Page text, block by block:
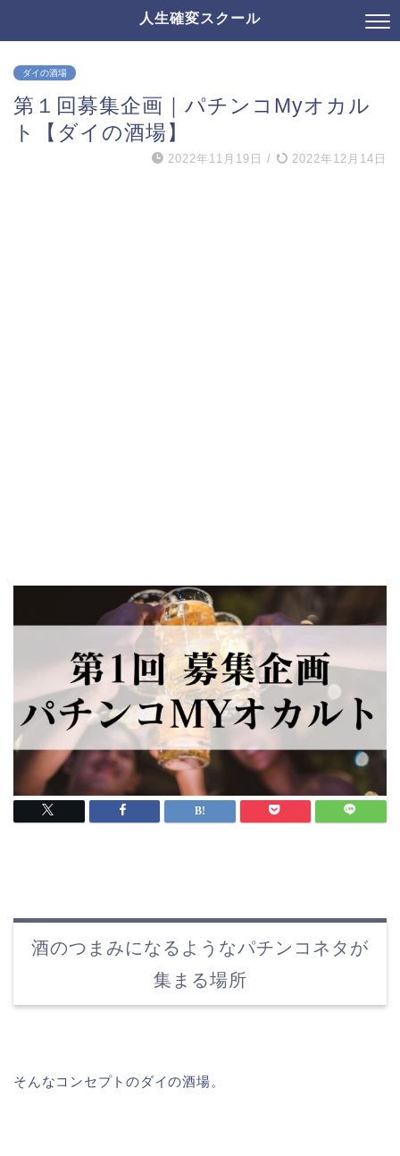
人生確変スクール
ダイの酒場
第１回募集企画｜パチンコMyオカル
ト【ダイの酒場】
2022年11月19日 / 2022年12月14日
酒のつまみになるようなパチンコネタが
集まる場所
そんなコンセプトのダイの酒場。